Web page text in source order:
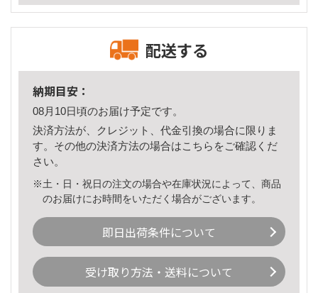
配送する
納期目安：
08月10日頃のお届け予定です。
決済方法が、クレジット、代金引換の場合に限りま
す。その他の決済方法の場合はこちら をご確認くだ
さい。
※土・日・祝日の注文の場合や在庫状況によって、商品
のお届けにお時間をいただく場合がございます。
即日出荷条件について
受け取り方法・送料について